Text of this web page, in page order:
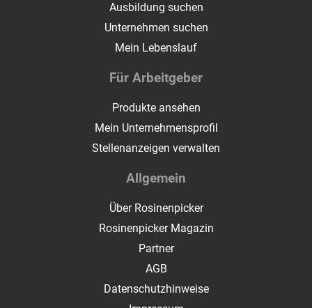
Ausbildung suchen
Unternehmen suchen
Mein Lebenslauf
Für Arbeitgeber
Produkte ansehen
Mein Unternehmensprofil
Stellenanzeigen verwalten
Allgemein
Über Rosinenpicker
Rosinenpicker Magazin
Partner
AGB
Datenschutzhinweise